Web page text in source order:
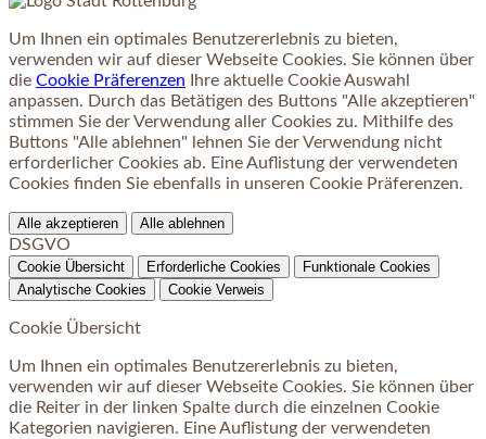
Um Ihnen ein optimales Benutzererlebnis zu bieten,
verwenden wir auf dieser Webseite Cookies. Sie können über
die Cookie Präferenzen Ihre aktuelle Cookie Auswahl
anpassen. Durch das Betätigen des Buttons "Alle akzeptieren"
stimmen Sie der Verwendung aller Cookies zu. Mithilfe des
Buttons "Alle ablehnen" lehnen Sie der Verwendung nicht
erforderlicher Cookies ab. Eine Auflistung der verwendeten
Cookies finden Sie ebenfalls in unseren Cookie Präferenzen.
Alle akzeptieren Alle ablehnen
DSGVO
Cookie Übersicht Erforderliche Cookies
Funktionale Cookies
Analytische Cookies
Cookie Verweis
Cookie Übersicht
Um Ihnen ein optimales Benutzererlebnis zu bieten,
verwenden wir auf dieser Webseite Cookies. Sie können über
die Reiter in der linken Spalte durch die einzelnen Cookie
Kategorien navigieren. Eine Auflistung der verwendeten